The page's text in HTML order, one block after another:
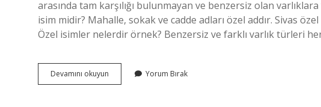
arasında tam karşılığı bulunmayan ve benzersiz olan
isim midir? Mahalle, sokak ve cadde adları özel addır. Sivas
Özel isimler nelerdir örnek? Benzersiz ve farklı varlık türleri
Devamını okuyun
Özel
Yorum Bırak